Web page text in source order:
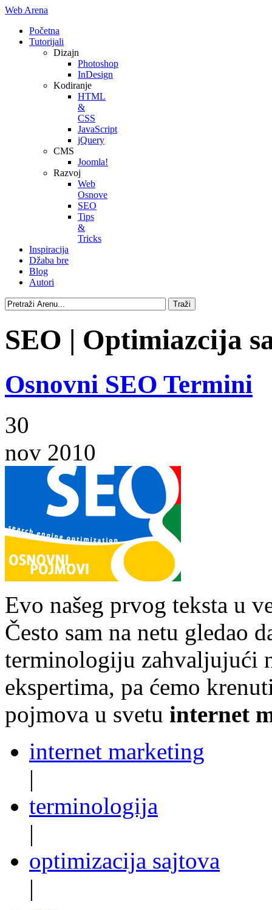
Web Arena
Početna
Tutorijali
Dizajn
Photoshop
InDesign
Kodiranje
HTML
&
CSS
JavaScript
jQuery
CMS
Joomla!
Razvoj
Web
Osnove
SEO
Tips
&
Tricks
Inspiracija
Džaba bre
Blog
Autori
SEO | Optimiazcija
Osnovni SEO Termini
30
nov 2010
Evo našeg prvog teksta u
Često sam na netu gledao
terminologiju zahvaljujući
ekspertima, pa ćemo
pojmova u svetu internet
internet marketing
|
terminologija
|
optimizacija sajtova
|